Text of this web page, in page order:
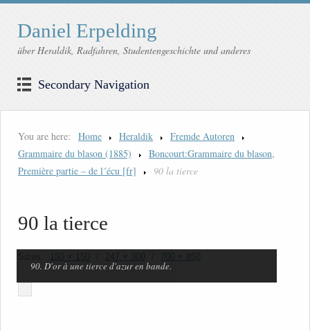
Daniel Erpelding
über Heraldik, Radfahren, Studentengeschichte und anderes
Secondary Navigation
You are here: Home Heraldik
Fremde Autoren
Grammaire du blason (1885)
Boncourt:Grammaire du blason,
Première partie – de l´écu [fr]
90 la tierce
90 la tierce
150 × 150 247 × 300 700 × 850
90. D'or à une tierce d'azur en bande.